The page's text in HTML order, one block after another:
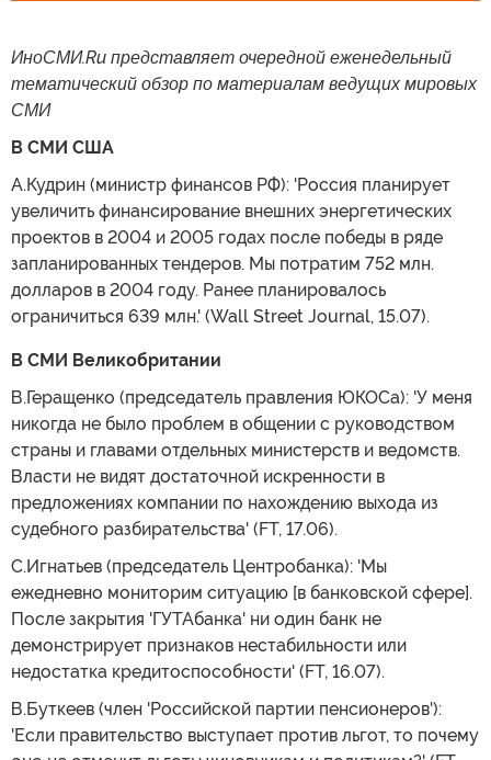
ИноСМИ.Ru представляет очередной еженедельный
тематический обзор по материалам ведущих мировых
СМИ
В СМИ США
А.Кудрин (министр финансов РФ): 'Россия планирует
увеличить финансирование внешних энергетических
проектов в 2004 и 2005 годах после победы в ряде
запланированных тендеров. Мы потратим 752 млн.
долларов в 2004 году. Ранее планировалось
ограничиться 639 млн.' (Wall Street Journal, 15.07).
В СМИ Великобритании
В.Геращенко (председатель правления ЮКОСа): 'У меня
никогда не было проблем в общении с руководством
страны и главами отдельных министерств и ведомств.
Власти не видят достаточной искренности в
предложениях компании по нахождению выхода из
судебного разбирательства' (FT, 17.06).
С.Игнатьев (председатель Центробанка): 'Мы
ежедневно мониторим ситуацию [в банковской сфере].
После закрытия 'ГУТАбанка' ни один банк не
демонстрирует признаков нестабильности или
недостатка кредитоспособности' (FT, 16.07).
В.Буткеев (член 'Российской партии пенсионеров'):
'Если правительство выступает против льгот, то почему